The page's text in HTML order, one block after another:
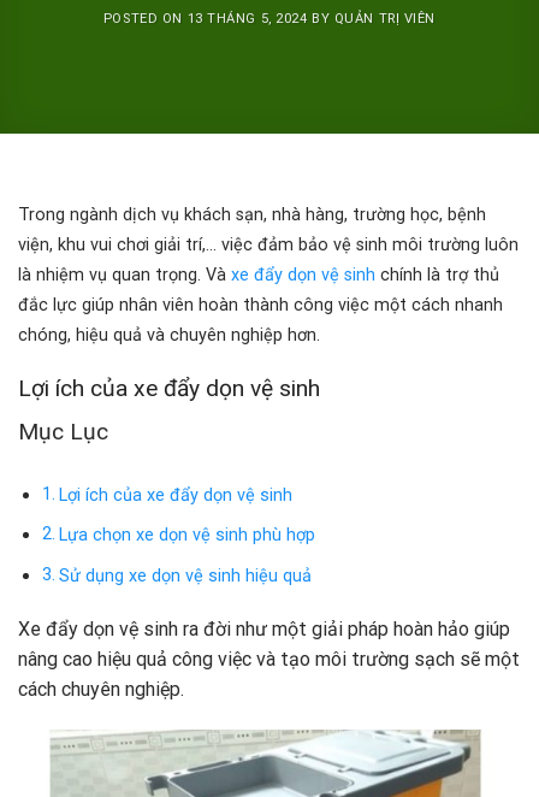
POSTED ON 13 THÁNG 5, 2024 BY QUẢN TRỊ VIÊN
Trong ngành dịch vụ khách sạn, nhà hàng, trường học, bệnh
viện, khu vui chơi giải trí,… việc đảm bảo vệ sinh môi trường luôn
là nhiệm vụ quan trọng. Và xe đẩy dọn vệ sinh chính là trợ thủ
đắc lực giúp nhân viên hoàn thành công việc một cách nhanh
chóng, hiệu quả và chuyên nghiệp hơn.
Lợi ích của xe đẩy dọn vệ sinh
Mục Lục
Lợi ích của xe đẩy dọn vệ sinh
Lựa chọn xe dọn vệ sinh phù hợp
Sử dụng xe dọn vệ sinh hiệu quả
Xe đẩy dọn vệ sinh ra đời như một giải pháp hoàn hảo giúp
nâng cao hiệu quả công việc và tạo môi trường sạch sẽ một
cách chuyên nghiệp.